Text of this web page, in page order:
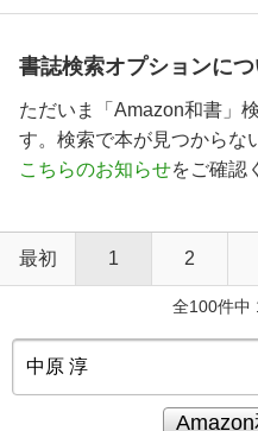
書誌検索オプションに
ただいま「Amazon和書」
す。検索で本が見つからな
こちらのお知らせをご確認
最初 1 2
全100件中